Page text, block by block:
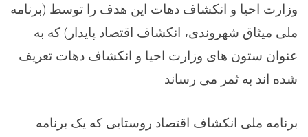
وزارت احیا و انکشاف دهات این هدف را توسط (برنامه
ملی میثاق شهروندی، انکشاف اقتصاد پایدار) که به
عنوان ستون های وزارت احیا و انکشاف دهات تعریف
شده اند به ثمر می رساند
برنامه ملی انکشاف اقتصاد روستایی که یک برنامه